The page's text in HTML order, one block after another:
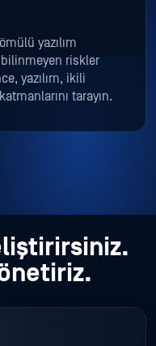
yazılım
riskler
yazılım, ikili
tarayın.